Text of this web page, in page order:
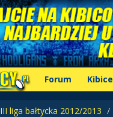
Forum Kibice
III liga bałtycka 2012/2013